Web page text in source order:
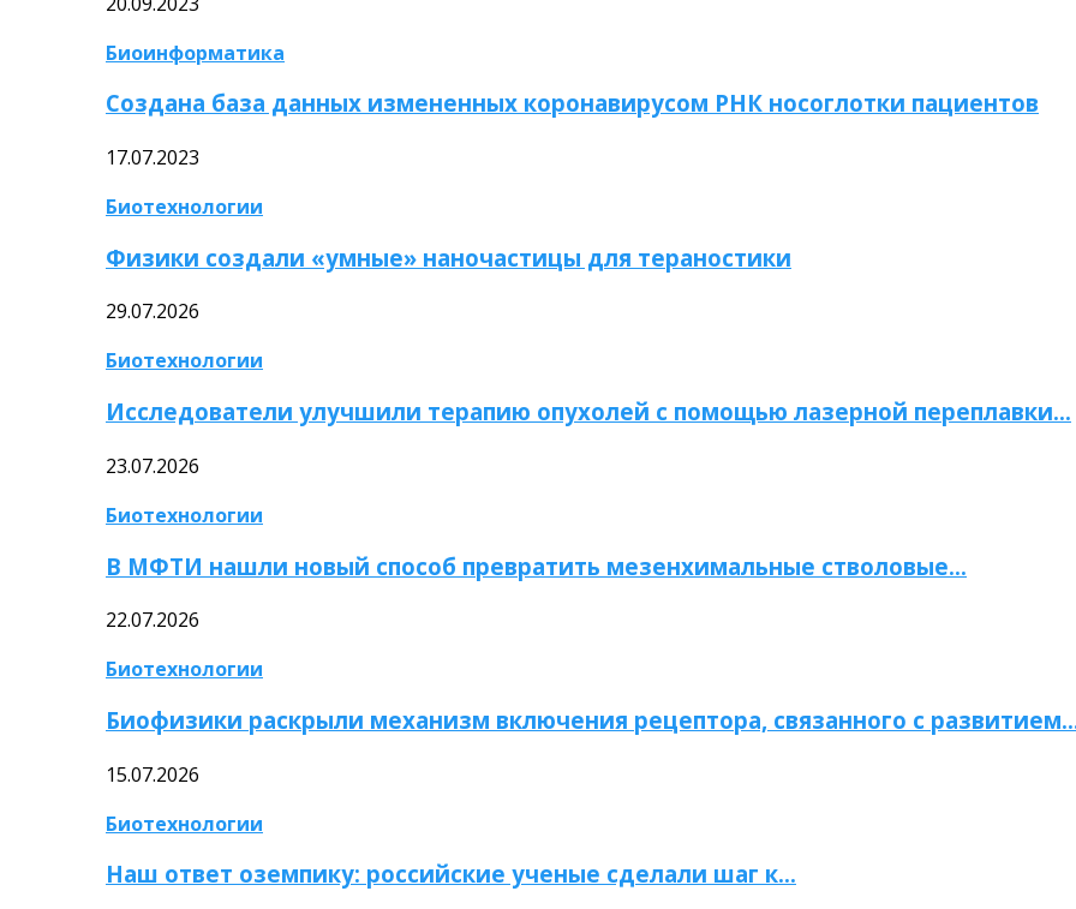
Биоинформатика
Создана база данных измененных коронавирусом РНК носоглотки пациентов
17.07.2023
Биотехнологии
Физики создали «умные» наночастицы для тераностики
29.07.2026
Биотехнологии
Исследователи улучшили терапию опухолей с помощью лазерной переплавки…
23.07.2026
Биотехнологии
В МФТИ нашли новый способ превратить мезенхимальные стволовые…
22.07.2026
Биотехнологии
Биофизики раскрыли механизм включения рецептора, связанного с
15.07.2026
Биотехнологии
Наш ответ оземпику: российские ученые сделали шаг к…